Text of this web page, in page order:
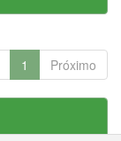
1 Próximo